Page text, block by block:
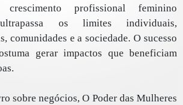
profissional feminino
ultrapassa os limites individuais,
comunidades e a sociedade. O sucesso
gerar impactos que beneficiam
sobre negócios, O Poder das Mulheres